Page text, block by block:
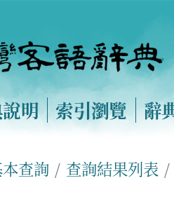
明 索引瀏覽 辭
查詢 查詢結果列表